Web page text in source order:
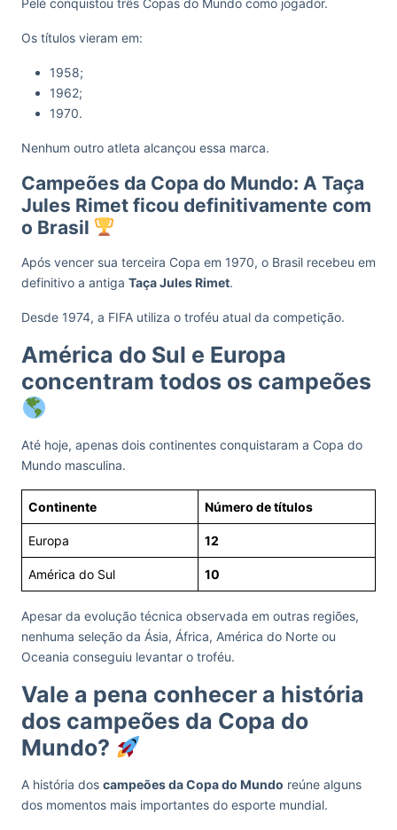
Pelé conquistou três Copas do Mundo como jogador.
Os títulos vieram em:
1958;
1962;
1970.
Nenhum outro atleta alcançou essa marca.
Campeões da Copa do Mundo: A Taça
Jules Rimet ficou definitivamente com
o Brasil
Após vencer sua terceira Copa em 1970, o Brasil recebeu em
definitivo a antiga Taça Jules Rimet.
Desde 1974, a FIFA utiliza o troféu atual da competição.
América do Sul e Europa
concentram todos os campeões
Até hoje, apenas dois continentes conquistaram a Copa do
Mundo masculina.
Continente Número de títulos
Europa 12
América do Sul 10
Apesar da evolução técnica observada em outras regiões,
nenhuma seleção da Ásia, África, América do Norte ou
Oceania conseguiu levantar o troféu.
Vale a pena conhecer a história
dos campeões da Copa do
Mundo?
A história dos campeões da Copa do Mundo reúne alguns
dos momentos mais importantes do esporte mundial.